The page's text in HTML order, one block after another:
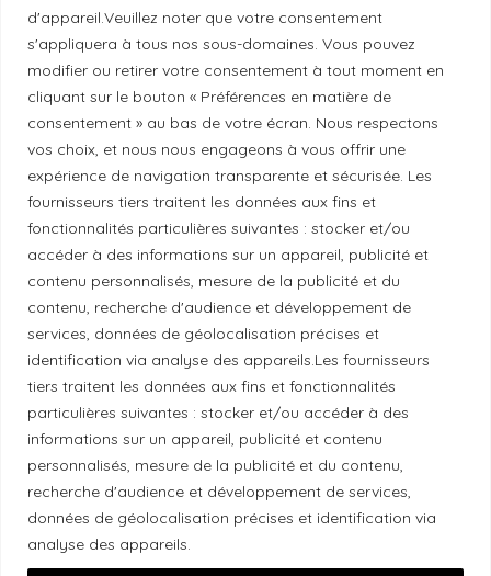
d'appareil.Veuillez noter que votre consentement
s'appliquera à tous nos sous-domaines. Vous pouvez
modifier ou retirer votre consentement à tout moment en
cliquant sur le bouton « Préférences en matière de
consentement » au bas de votre écran. Nous respectons
vos choix, et nous nous engageons à vous offrir une
expérience de navigation transparente et sécurisée. Les
fournisseurs tiers traitent les données aux fins et
fonctionnalités particulières suivantes : stocker et/ou
accéder à des informations sur un appareil, publicité et
contenu personnalisés, mesure de la publicité et du
contenu, recherche d'audience et développement de
services, données de géolocalisation précises et
identification via analyse des appareils.Les fournisseurs
tiers traitent les données aux fins et fonctionnalités
particulières suivantes : stocker et/ou accéder à des
informations sur un appareil, publicité et contenu
personnalisés, mesure de la publicité et du contenu,
recherche d'audience et développement de services,
données de géolocalisation précises et identification via
analyse des appareils.
Principes de publication
Politique de correction
Politique de diversité
Politique éthique
Reconnaissance du territoire
Local Market, marque portée par la société Les
Chats Gourmets Ltd. tient à souligner que ses
installations, situées au 511 Lacolle Way (Ottawa-
Orléans), se trouvent sur le territoire traditionnel non
cédé du peuple algonquin anichinabé. Nous
reconnaissons et remercions les peuples